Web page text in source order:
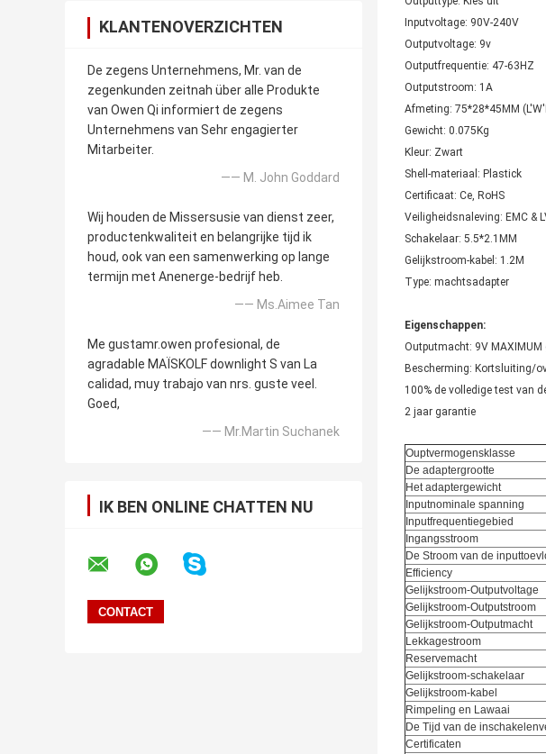
KLANTENOVERZICHTEN
De zegens Unternehmens, Mr. van de
zegenkunden zeitnah über alle Produkte
van Owen Qi informiert de zegens
Unternehmens van Sehr engagierter
Mitarbeiter.
—— M. John Goddard
Wij houden de Missersusie van dienst zeer,
productenkwaliteit en belangrijke tijd ik
houd, ook van een samenwerking op lange
termijn met Anenerge-bedrijf heb.
—— Ms.Aimee Tan
Me gustamr.owen profesional, de
agradable MAÏSKOLF downlight S van La
calidad, muy trabajo van nrs. guste veel.
Goed,
—— Mr.Martin Suchanek
IK BEN ONLINE CHATTEN NU
Inputvoltage: 90V-240V
Outputvoltage: 9v
Outputfrequentie: 47-63HZ
Outputstroom: 1A
Afmeting: 75*28*45MM
Gewicht: 0.075Kg
Kleur: Zwart
Shell-materiaal: Plastick
Certificaat: Ce, RoHS
Veiligheidsnaleving: EMC &
Schakelaar: 5.5*2.1MM
Gelijkstroom-kabel: 1.2M
Type: machtsadapter
Eigenschappen:
Outputmacht: 9V
Bescherming: Kortsluiting/
100% de volledige test van
2 jaar garantie
Ouptvermogensklasse
De adaptergrootte
Het adaptergewicht
Inputnominale spanning
Inputfrequentiegebied
Ingangsstroom
De Stroom van de
Efficiency
Gelijkstroom-Outputvoltage
Gelijkstroom-Outputstroom
Gelijkstroom-Outputmacht
Lekkagestroom
Reservemacht
Gelijkstroom-schakelaar
Gelijkstroom-kabel
Rimpeling en Lawaai
De Tijd van de
Certificaten